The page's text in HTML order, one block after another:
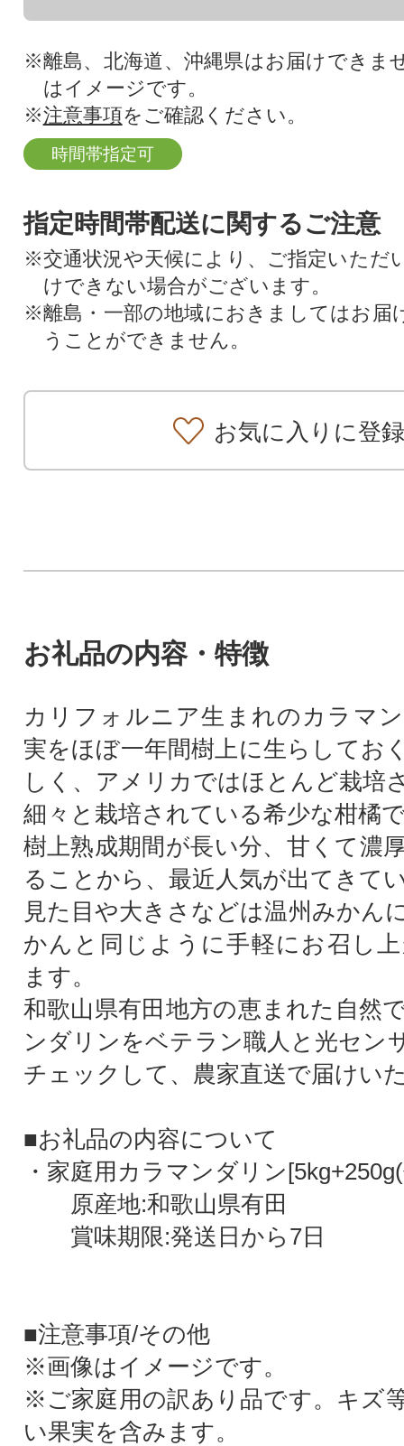
※離島、北海道、沖縄県はお届けできま
はイメージです。
※注意事項をご確認ください。
時間帯指定可
指定時間帯配送に関するご注意
※交通状況や天候により、ご指定いただ
けできない場合がございます。
※離島・一部の地域におきましてはお届
うことができません。
お気に入りに登録
お礼品の内容・特徴
カリフォルニア生まれのカラマ
実をほぼ一年間樹上に生らしてお
しく、アメリカではほとんど栽培
細々と栽培されている希少な柑橘
樹上熟成期間が長い分、甘くて濃
ることから、最近人気が出てきて
見た目や大きさなどは温州みかん
かんと同じように手軽にお召し
ます。
和歌山県有田地方の恵まれた自然
ンダリンをベテラン職人と光セン
チェックして、農家直送で届けい
■お礼品の内容について
・家庭用カラマンダリン
原産地:和歌山県有田
賞味期限:発送日から7日
■注意事項/その他
※画像はイメージです。
※ご家庭用の訳あり品です。キズ
い果実を含みます。